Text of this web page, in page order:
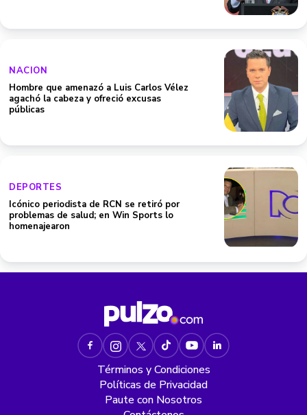
NACION
Hombre que amenazó a Luis Carlos Vélez
agachó la cabeza y ofreció excusas
públicas
DEPORTES
Icónico periodista de RCN se retiró por
problemas de salud; en Win Sports lo
homenajearon
Términos y Condiciones
Políticas de Privacidad
Paute con Nosotros